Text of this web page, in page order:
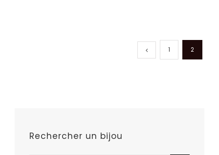
1 2
Rechercher un bijou